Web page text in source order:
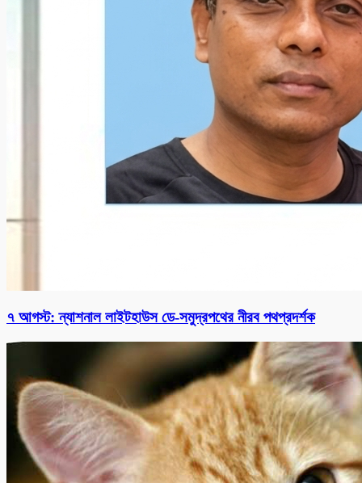
৭ আগস্ট: ন্যাশনাল লাইটহাউস ডে-সমুদ্রপথের নীরব পথপ্রদর্শক